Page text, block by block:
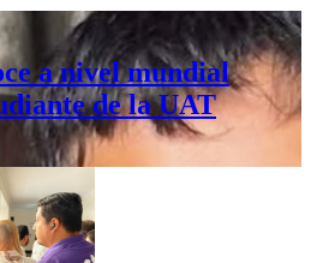
a nivel mundial
de la UAT